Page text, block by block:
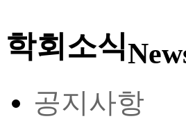
학회소식
공지사항